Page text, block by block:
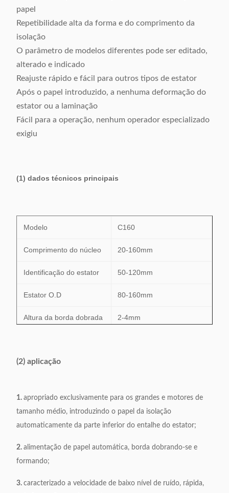
papel
Repetibilidade alta da forma e do comprimento da
isolação
O parâmetro de modelos diferentes pode ser editado,
alterado e indicado
Reajuste rápido e fácil para outros tipos de estator
Após o papel introduzido, a nenhuma deformação do
estator ou a laminação
Fácil para a operação, nenhum operador especializado
exigiu
(1) dados técnicos principais
Modelo C160
Comprimento do núcleo 20-160mm
Identificação do estator 50-120mm
Estator O.D 80-160mm
Altura da borda dobrada 2-4mm
Fonte de alimentação 380V, 50/60Hz, 1.5kW
Peso 450kg
Dimensão 1200*800*1200mm
(2) aplicação
1. apropriado exclusivamente para os grandes e motores de
tamanho médio, introduzindo o papel da isolação
automaticamente da parte inferior do entalhe do estator;
2. alimentação de papel automática, borda dobrando-se e
formando;
3. caracterizado a velocidade de baixo nível de ruído, rápida,